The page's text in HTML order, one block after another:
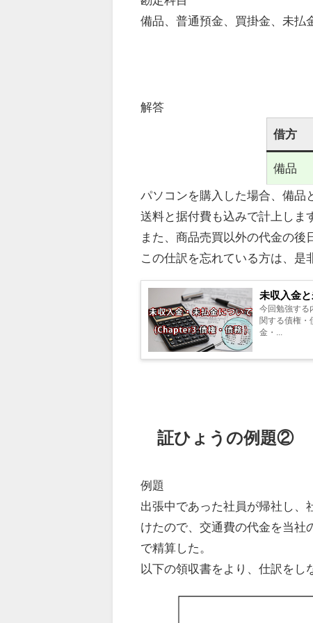
備品、普通預金、買掛金、未
解答
借方
備品
パソコンを購入した場合、備品
送料と据付費も込みで計上しま
また、商品売買以外の代金の後
この仕訳を忘れている方は、是
未収入金
今回勉強する
関する債権・
金・...
証ひょうの例題②
例題
出張中であった社員が帰社し、
けたので、交通費の代金を当社
で精算した。
以下の領収書をより、仕訳をし